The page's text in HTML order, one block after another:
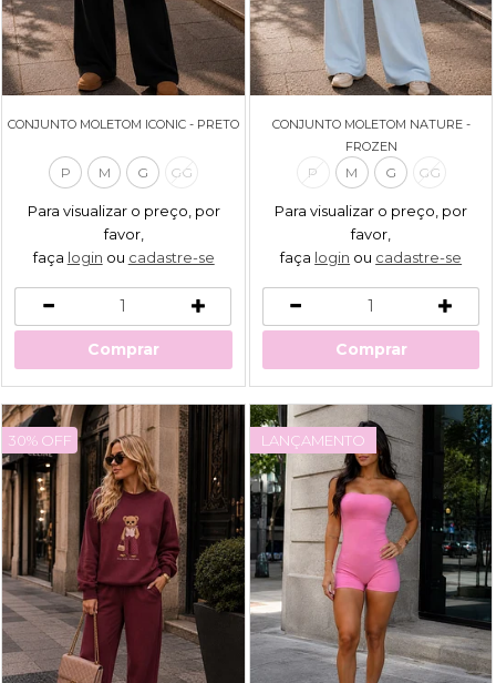
CONJUNTO MOLETOM ICONIC - PRETO
P M G GG
Para visualizar o preço, por
favor,
faça login ou cadastre-se
Comprar
CONJUNTO MOLETOM NATURE -
FROZEN
P M G GG
Para visualizar o preço, por
favor,
faça login ou cadastre-se
Comprar
30% OFF LANÇAMENTO